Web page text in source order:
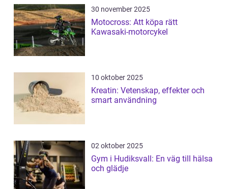
30 november 2025
Motocross: Att köpa rätt
Kawasaki-motorcykel
10 oktober 2025
Kreatin: Vetenskap, effekter och
smart användning
02 oktober 2025
Gym i Hudiksvall: En väg till hälsa
och glädje